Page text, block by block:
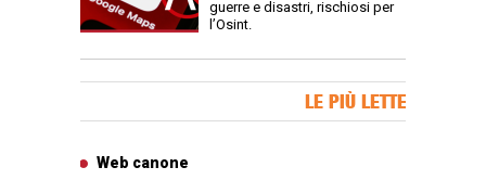
guerre e disastri, rischiosi per
l’Osint.
LE PIÙ LETTE
Web canone